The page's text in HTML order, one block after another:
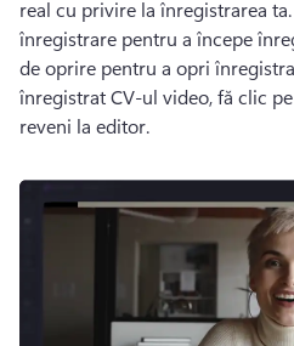
real cu privire la înregistrarea
înregistrare pentru a începe
de oprire pentru a opri
înregistrat CV-ul video, fă clic
reveni la editor.